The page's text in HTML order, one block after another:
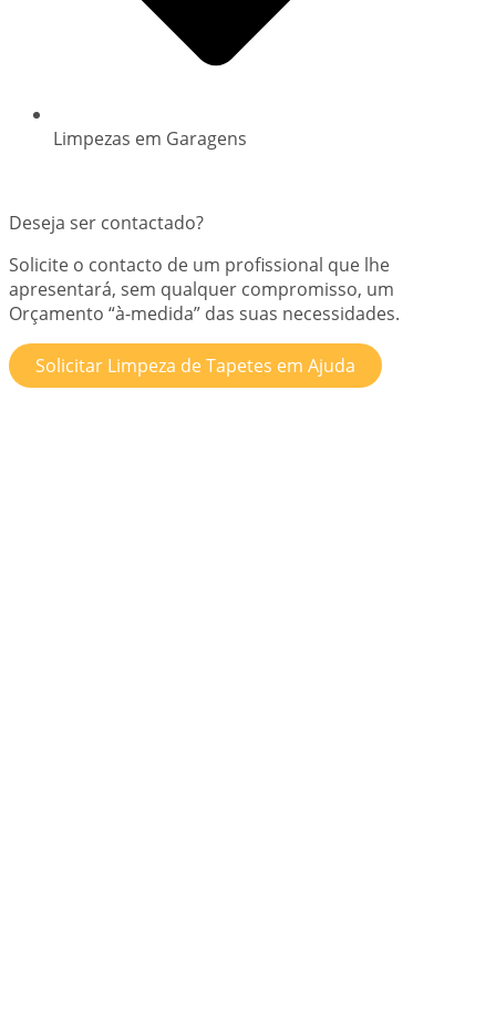
Limpezas em Garagens
Deseja ser contactado?
Solicite o contacto de um profissional que lhe
apresentará, sem qualquer compromisso, um
Orçamento “à-medida” das suas necessidades.
Solicitar Limpeza de Tapetes em Ajuda